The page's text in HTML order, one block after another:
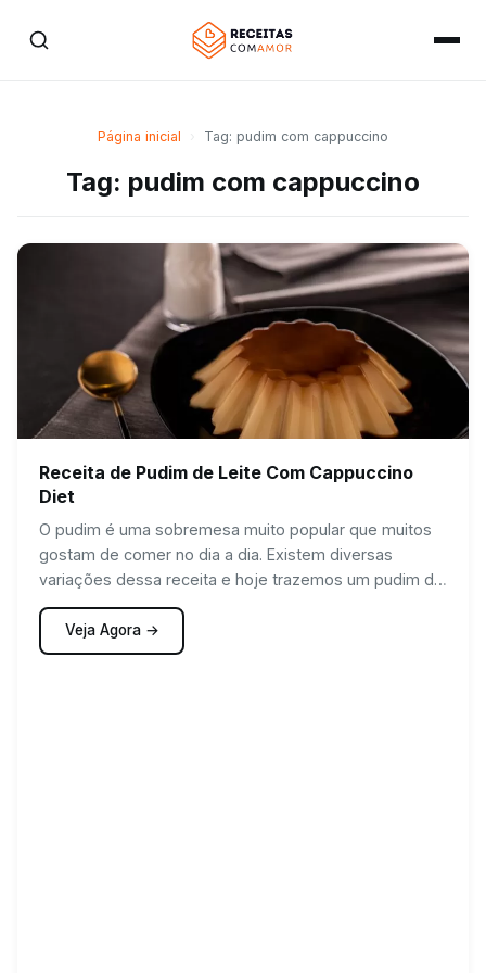
Página inicial Tag: pudim com cappuccino
Tag: pudim com cappuccino
Receita de Pudim de Leite Com Cappuccino
Diet
O pudim é uma sobremesa muito popular que muitos
gostam de comer no dia a dia. Existem diversas
variações dessa receita e hoje trazemos um pudim de
leite com cappuccino diet.
Veja Agora →